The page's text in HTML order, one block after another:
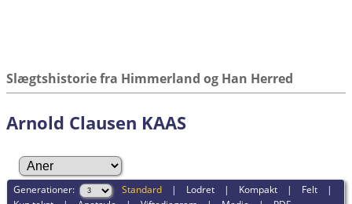
Slægtshistorie fra Himmerland og Han Herred
Arnold Clausen KAAS
Generationer: Standard | Lodret | Kompakt | Felt |